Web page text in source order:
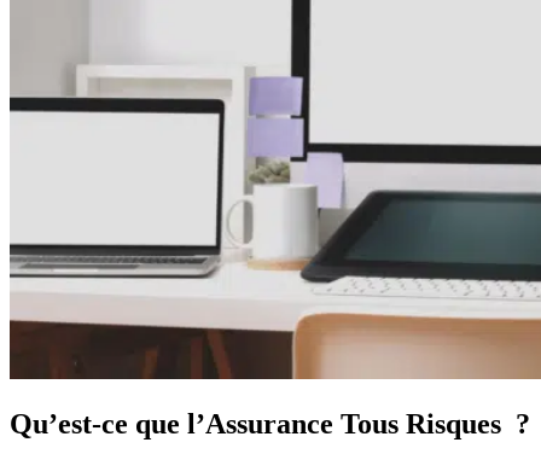
Qu’est-ce que l’Assurance Tous Risques ?